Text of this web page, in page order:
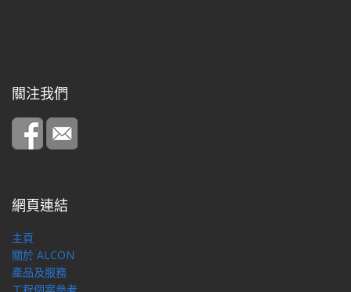
關注我們
網頁連結
主頁
關於 ALCON
產品及服務